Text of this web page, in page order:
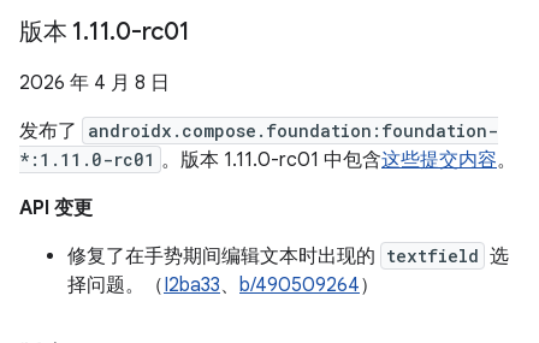
版本 1.11.0-rc01
2026 年 4 月 8 日
发布了
androidx.compose.foundation:foundation-
*:1.11.0-rc01 。版本 1.11.0-rc01 中包含这些提交内容。
API 变更
修复了在手势期间编辑文本时出现的 textfield 选
择问题。（I2ba33、 b/490509264）